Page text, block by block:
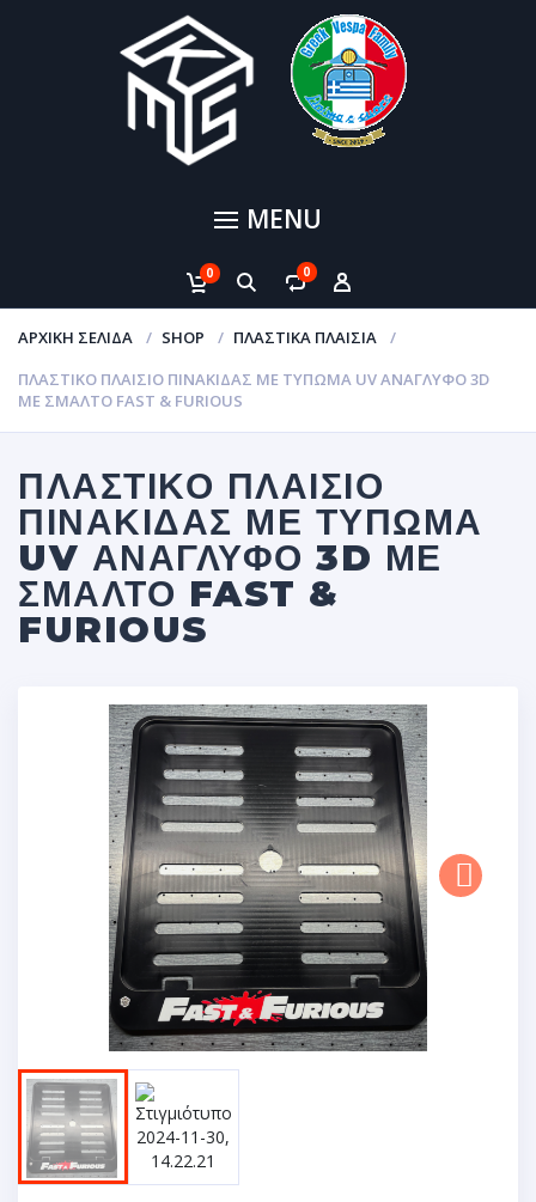
MENU
0 0
ΑΡΧΙΚΉ ΣΕΛΊΔΑ SHOP
ΠΛΑΣΤΙΚΆ ΠΛΑΊΣΙΑ
ΠΛΑΣΤΙΚΌ ΠΛΑΊΣΙΟ ΠΙΝΑΚΊΔΑΣ ΜΕ ΤΎΠΩΜΑ UV ΑΝΆΓΛΥΦΟ 3D
ΜΕ ΣΜΆΛΤΟ FAST & FURIOUS
ΠΛΑΣΤΙΚΌ ΠΛΑΊΣΙΟ
ΠΙΝΑΚΊΔΑΣ ΜΕ ΤΎΠΩΜΑ
UV ΑΝΆΓΛΥΦΟ 3D ΜΕ
ΣΜΆΛΤΟ FAST &
FURIOUS